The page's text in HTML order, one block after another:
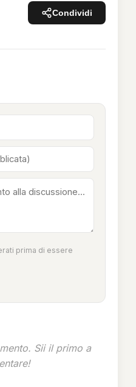
Condividi
prima di essere
Sii il primo a